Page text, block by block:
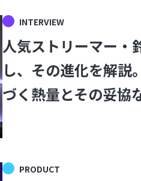
INTERVIEW
人気ストリーマー・
し、その進化を解説
づく熱量とその妥協
PRODUCT